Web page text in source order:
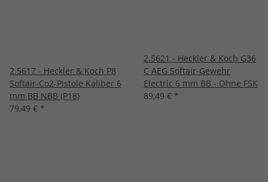
2.5617 - Heckler & Koch P8
Softair-Co2-Pistole Kaliber 6
mm BB NBB (P18)
79,49 € *
2.5621 - Heckler & Koch G36
C AEG Softair-Gewehr
Electric 6 mm BB - Ohne FSK
89,49 € *